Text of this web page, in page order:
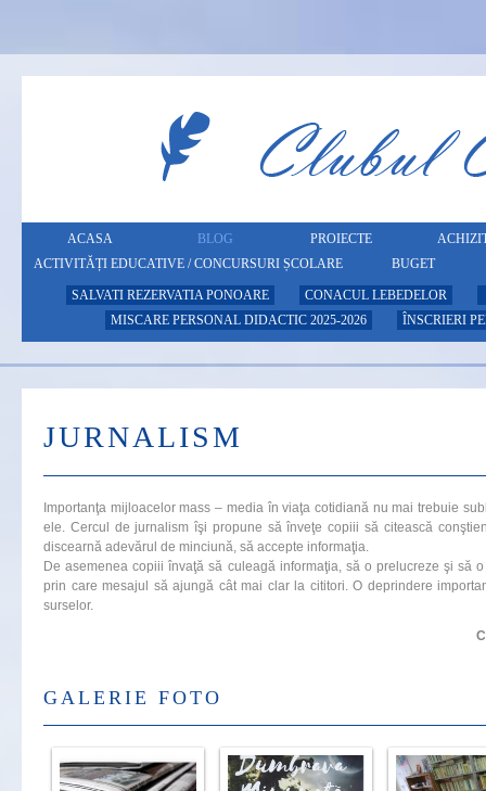
ACASA BLOG PROIECTE
ACTIVITĂȚI EDUCATIVE / CONCURSURI ȘCOLARE
BUGET
SALVATI REZERVATIA PONOARE
CONACUL LEBEDELOR
MISCARE PERSONAL DIDACTIC 2025-2026
ÎNSCRIERI
JURNALISM
Importanţa mijloacelor mass – media în viaţa cotidiană nu mai trebuie
ele. Cercul de jurnalism îşi propune să înveţe copiii să citească
discearnă adevărul de minciună, să accepte informaţia.
De asemenea copiii învaţă să culeagă informaţia, să o prelucreze şi să
prin care mesajul să ajungă cât mai clar la cititori. O deprindere
surselor.
GALERIE FOTO